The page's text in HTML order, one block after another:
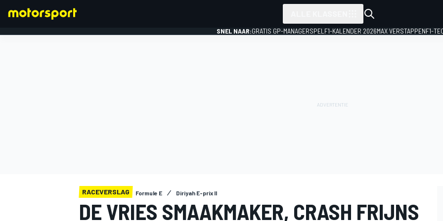
SNEL NAAR:GRATIS GP-MANAGERSPEL F1-KALENDER 2026MAX VERSTAPPENF1-
RACEVERSLAG Formule E Diriyah E-prix II
DE VRIES SMAAKMAKER, CRASH FRIJNS